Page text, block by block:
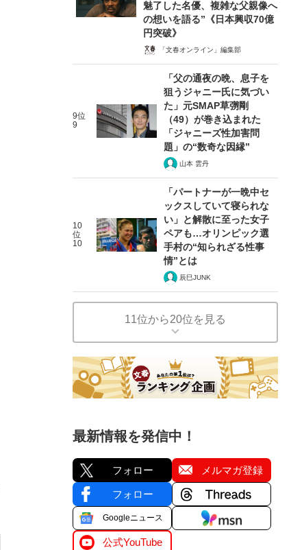
魅了した名優、複雑な父親像へ
の想いを語る”《日本興収70億
円突破》
「文春オンライン」編集部
9位
9
「父の通夜の晩、息子を
狙うジャニー氏に気づい
た」元SMAP草彅剛
（49）が巻き込まれた
「ジャニーズ性加害問
題」の“数奇な因縁”
山本 雲丹
10
位
10
「パートナーが一晩中セ
ックスしていて寝られな
い」と解散に至った女子
ペアも…オリンピック選
手村の“知られざる性事
情”とは
辰巳JUNK
11位から20位を見る
最新情報を発信中！
フォロー メルマガ登録
フォロー
Googleニュース
公式YouTube